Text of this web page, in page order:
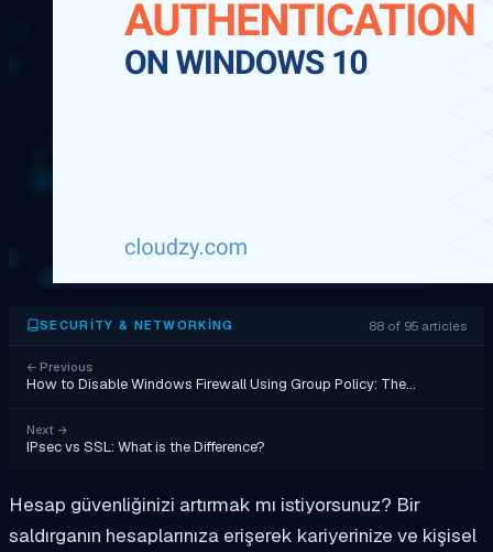
SECURITY & NETWORKING 88 of 95 articles
← Previous
How to Disable Windows Firewall Using Group Policy: The…
Next →
IPsec vs SSL: What is the Difference?
Hesap güvenliğinizi artırmak mı istiyorsunuz? Bir
saldırganın hesaplarınıza erişerek kariyerinize ve kişisel